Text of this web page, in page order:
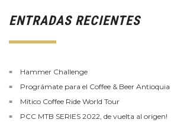
ENTRADAS RECIENTES
Hammer Challenge
Prográmate para el Coffee & Beer Antioquia
Mítico Coffee Ride World Tour
PCC MTB SERIES 2022, de vuelta al origen!